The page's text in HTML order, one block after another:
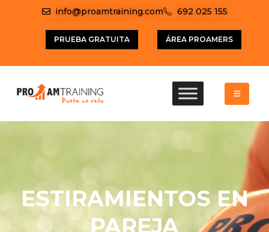
info@proamtraining.com 692 025 155
PRUEBA GRATUITA ÁREA PROAMERS
ESTIRAMIENTOS EN
PAREJA